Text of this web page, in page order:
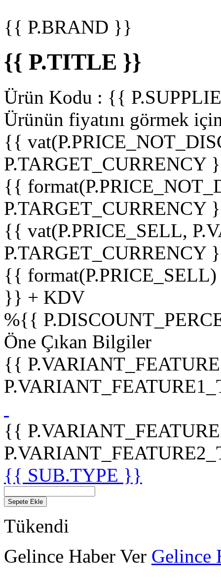
{{ P.BRAND }}
{{ P.TITLE }}
Ürün Kodu : {{
Ürünün fiyatını görmek
{{
P.TARGET_CURRENCY
{{
P.TARGET_CURRENCY
{{ vat(P.PRICE_SELL,
P.TARGET_CURRENCY
{{
}} + KDV
%{{
Öne Çıkan Bilgiler
{{
{{
{{ SUB.TYPE }}
Sepete Ekle
Tükendi
Gelince Haber Ver Gelince